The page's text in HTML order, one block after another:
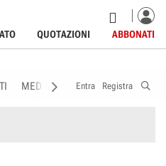
QUOTAZIONI ABBONATI
MEDIA MEMBRI
Entra Registra